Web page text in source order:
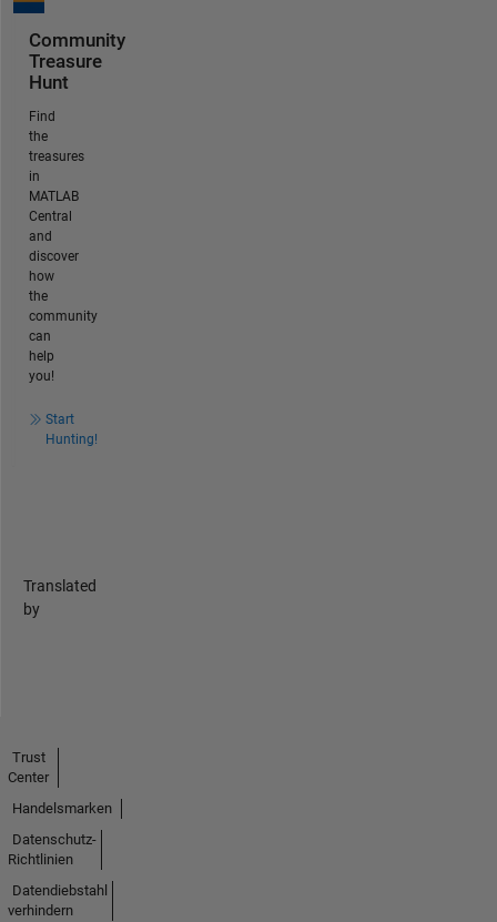
Community
Treasure
Hunt
Find
the
treasures
in
MATLAB
Central
and
discover
how
the
community
can
help
you!
Start
Hunting!
Translated
by
Trust
Center
Handelsmarken
Datenschutz-
Richtlinien
Datendiebstahl
verhindern